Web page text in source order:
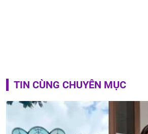
TIN CÙNG CHUYÊN MỤC